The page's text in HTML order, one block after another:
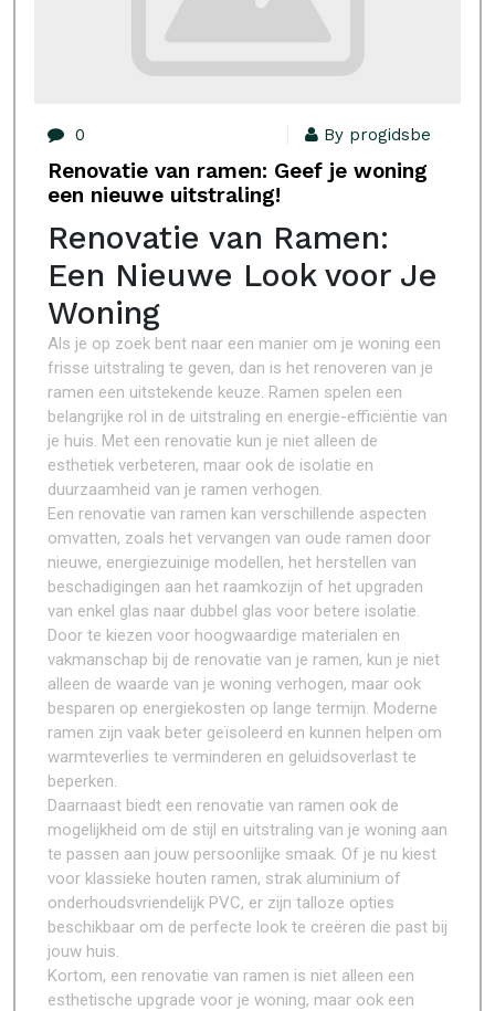
0 By progidsbe
Renovatie van ramen: Geef je woning
een nieuwe uitstraling!
Renovatie van Ramen:
Een Nieuwe Look voor Je
Woning
Als je op zoek bent naar een manier om je woning een
frisse uitstraling te geven, dan is het renoveren van je
ramen een uitstekende keuze. Ramen spelen een
belangrijke rol in de uitstraling en energie-efficiëntie van
je huis. Met een renovatie kun je niet alleen de
esthetiek verbeteren, maar ook de isolatie en
duurzaamheid van je ramen verhogen.
Een renovatie van ramen kan verschillende aspecten
omvatten, zoals het vervangen van oude ramen door
nieuwe, energiezuinige modellen, het herstellen van
beschadigingen aan het raamkozijn of het upgraden
van enkel glas naar dubbel glas voor betere isolatie.
Door te kiezen voor hoogwaardige materialen en
vakmanschap bij de renovatie van je ramen, kun je niet
alleen de waarde van je woning verhogen, maar ook
besparen op energiekosten op lange termijn. Moderne
ramen zijn vaak beter geïsoleerd en kunnen helpen om
warmteverlies te verminderen en geluidsoverlast te
beperken.
Daarnaast biedt een renovatie van ramen ook de
mogelijkheid om de stijl en uitstraling van je woning aan
te passen aan jouw persoonlijke smaak. Of je nu kiest
voor klassieke houten ramen, strak aluminium of
onderhoudsvriendelijk PVC, er zijn talloze opties
beschikbaar om de perfecte look te creëren die past bij
jouw huis.
Kortom, een renovatie van ramen is niet alleen een
esthetische upgrade voor je woning, maar ook een